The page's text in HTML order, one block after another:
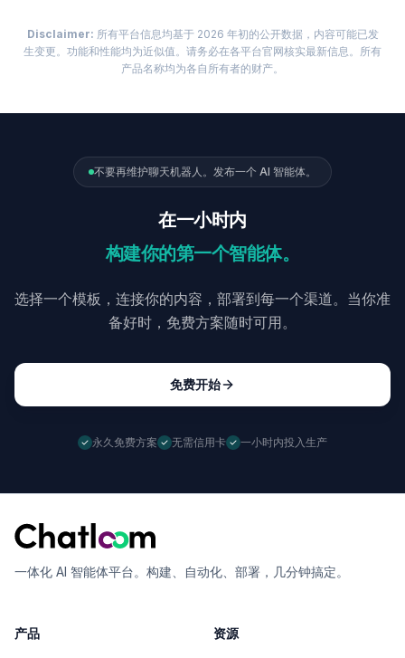
Disclaimer: 所有平台信息均基于 2026 年初的公开数据，内容可能已发
生变更。功能和性能均为近似值。请务必在各平台官网核实最新信息。所有
产品名称均为各自所有者的财产。
不要再维护聊天机器人。发布一个 AI 智能体。
在一小时内
构建你的第一个智能体。
选择一个模板，连接你的内容，部署到每一个渠道。当你准
备好时，免费方案随时可用。
免费开始
永久免费方案 无需信用卡 一小时内投入生产
一体化 AI 智能体平台。构建、自动化、部署，几分钟搞定。
产品 资源